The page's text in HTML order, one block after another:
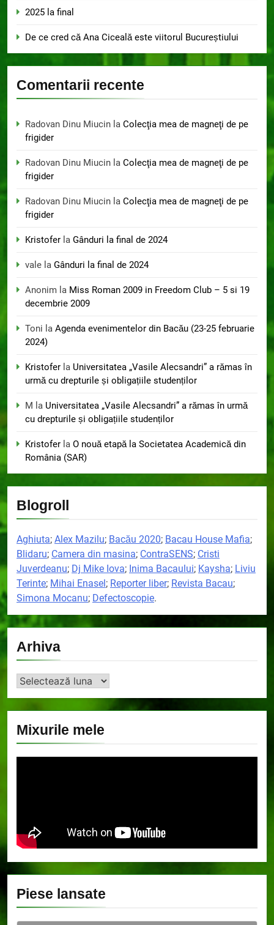
2025 la final
De ce cred că Ana Ciceală este viitorul Bucureștiului
Comentarii recente
Radovan Dinu Miucin la Colecţia mea de magneţi de pe
frigider
Radovan Dinu Miucin la Colecţia mea de magneţi de pe
frigider
Radovan Dinu Miucin la Colecţia mea de magneţi de pe
frigider
Kristofer la Gânduri la final de 2024
vale la Gânduri la final de 2024
Anonim la Miss Roman 2009 in Freedom Club – 5 si 19
decembrie 2009
Toni la Agenda evenimentelor din Bacău (23-25 februarie
2024)
Kristofer la Universitatea „Vasile Alecsandri” a rămas în
urmă cu drepturile și obligațiile studenților
M la Universitatea „Vasile Alecsandri” a rămas în urmă
cu drepturile și obligațiile studenților
Kristofer la O nouă etapă la Societatea Academică din
România (SAR)
Blogroll
Aghiuta; Alex Mazilu; Bacău 2020; Bacau House Mafia;
Blidaru; Camera din masina; ContraSENS; Cristi
Juverdeanu; Dj Mike Iova; Inima Bacaului; Kaysha; Liviu
Terinte; Mihai Enasel; Reporter liber; Revista Bacau;
Simona Mocanu; Defectoscopie.
Arhiva
Arhiva
Mixurile mele
Piese lansate